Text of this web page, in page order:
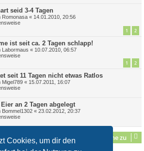
Cookies, um dir den
seid 3-4 Tagen
Romonasa « 14.01.2010, 20:56
1 2
ist seit ca. 2 Tagen schlapp!
Labormaus « 10.07.2010, 06:57
1 2
seit 11 Tagen nicht etwas Ratlos
Migel789 « 15.07.2011, 16:07
an 2 Tagen abgelegt
Bommel1302 « 23.02.2012, 20:37
Gehe zu